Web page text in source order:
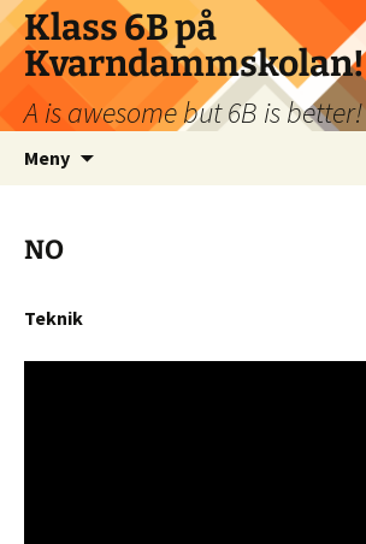
Klass 6B på
Kvarndammskolan!
A is awesome but 6B is better!
Meny
NO
Teknik